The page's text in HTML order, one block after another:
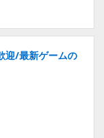
迎/最新ゲームの